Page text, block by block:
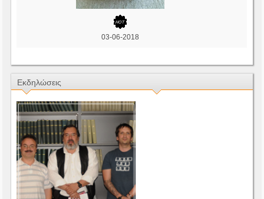
03-06-2018
Εκδηλώσεις